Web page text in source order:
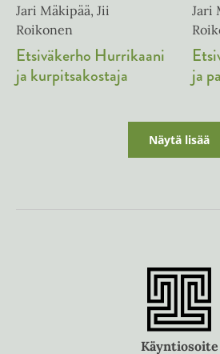
Jari Mäkipää, Jii
Roikonen
Etsiväkerho Hurrikaani
ja kurpitsakostaja
Jari
ja
Näytä lisää
Käyntiosoite